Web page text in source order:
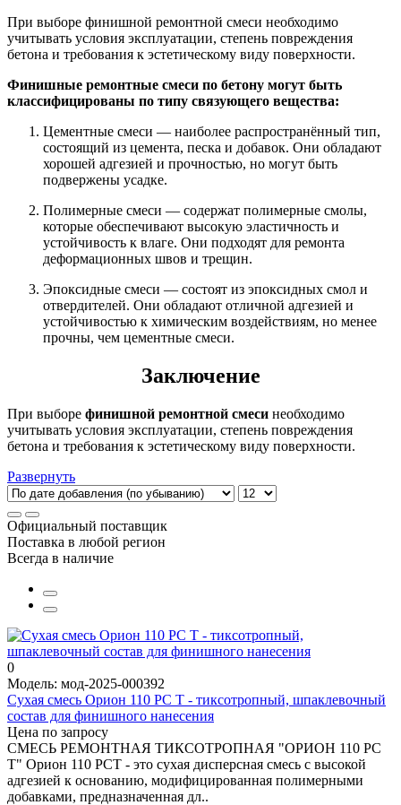
При выборе финишной ремонтной смеси необходимо
учитывать условия эксплуатации, степень повреждения
бетона и требования к эстетическому виду поверхности.
Финишные ремонтные смеси по бетону могут быть
классифицированы по типу связующего вещества:
Цементные смеси — наиболее распространённый тип,
состоящий из цемента, песка и добавок. Они обладают
хорошей адгезией и прочностью, но могут быть
подвержены усадке.
Полимерные смеси — содержат полимерные смолы,
которые обеспечивают высокую эластичность и
устойчивость к влаге. Они подходят для ремонта
деформационных швов и трещин.
Эпоксидные смеси — состоят из эпоксидных смол и
отвердителей. Они обладают отличной адгезией и
устойчивостью к химическим воздействиям, но менее
прочны, чем цементные смеси.
Заключение
При выборе финишной ремонтной смеси необходимо
учитывать условия эксплуатации, степень повреждения
бетона и требования к эстетическому виду поверхности.
Развернуть
Официальный поставщик
Поставка в любой регион
Всегда в наличие
0
Модель: мод-2025-000392
Сухая смесь Орион 110 РС Т - тиксотропный, шпаклевочный
состав для финишного нанесения
Цена по запросу
СМЕСЬ РЕМОНТНАЯ ТИКСОТРОПНАЯ "ОРИОН 110 РС
Т" Орион 110 РСТ - это сухая дисперсная смесь с высокой
адгезией к основанию, модифицированная полимерными
добавками, предназначенная дл..